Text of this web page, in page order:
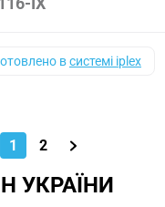
всистемі iplex
1 2
УКРАЇНИ